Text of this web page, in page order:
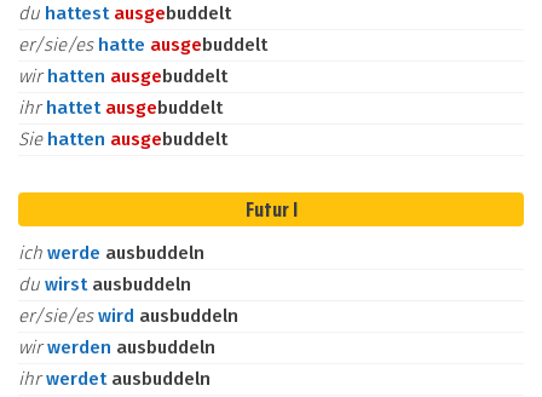
du hattest ausgebuddelt
er/sie/es hatte ausgebuddelt
wirhatten ausgebuddelt
ihrhattet ausgebuddelt
Sie hatten ausgebuddelt
Futur I
ich werde ausbuddeln
du wirst ausbuddeln
er/sie/eswird ausbuddeln
wirwerden ausbuddeln
ihrwerdet ausbuddeln